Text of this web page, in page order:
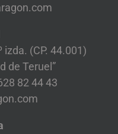
izda. (CP. 44.001)
de Teruel”
82 44 43